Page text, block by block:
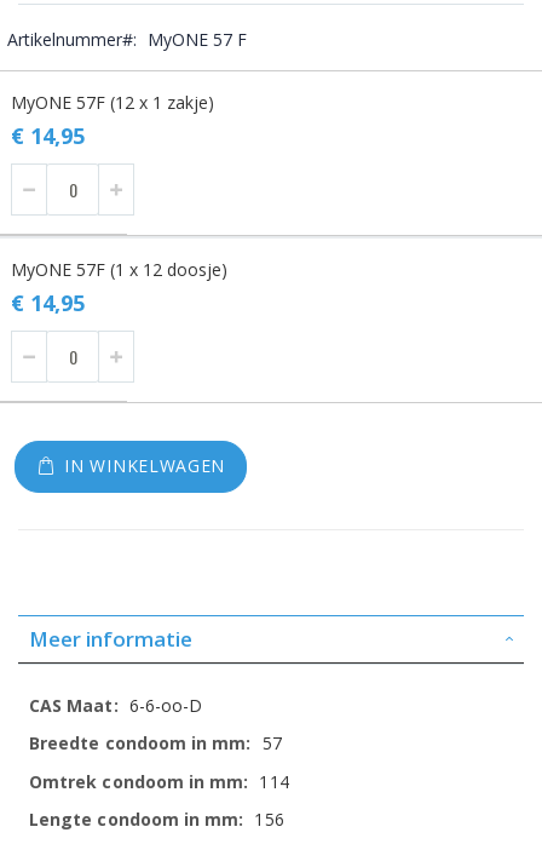
Artikelnummer MyONE 57 F
productitems
MyONE 57F (12 x 1 zakje)
€ 14,95
MyONE 57F (1 x 12 doosje)
€ 14,95
IN WINKELWAGEN
Meer informatie
Meer
informatie
6-6-oo-D
57
114
156